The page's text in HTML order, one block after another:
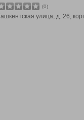
(0)
улица, д. 26,